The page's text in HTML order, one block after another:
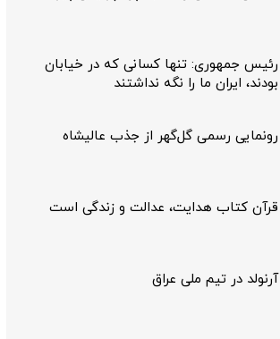
رئیس جمهوری: تنها کسانی که در خیابان
بودند، ایران ما را نگه نداشتند
رونمایی رسمی گل‌گهر از جذب عالیشاه
قرآن کتاب هدایت، عدالت و زندگی است
آرنولد در تیم ملی عراق